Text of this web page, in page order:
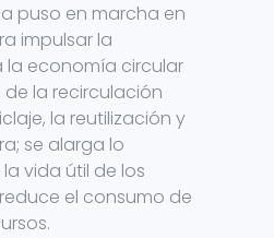
puso en marcha en
impulsar la
la economía circular
la recirculación
la reutilización y
se alarga lo
vida útil de los
el consumo de